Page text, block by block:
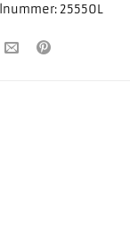
25550L